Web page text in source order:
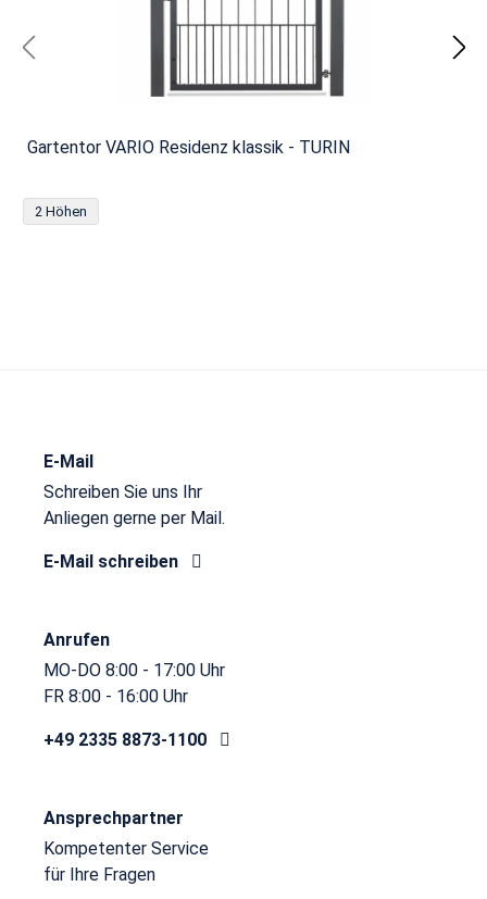
Gartentor VARIO Residenz klassik - TURIN
2 Höhen
E-Mail
Schreiben Sie uns Ihr
Anliegen gerne per Mail.
E-Mail schreiben
Anrufen
MO-DO 8:00 - 17:00 Uhr
FR 8:00 - 16:00 Uhr
+49 2335 8873-1100
Ansprechpartner
Kompetenter Service
für Ihre Fragen